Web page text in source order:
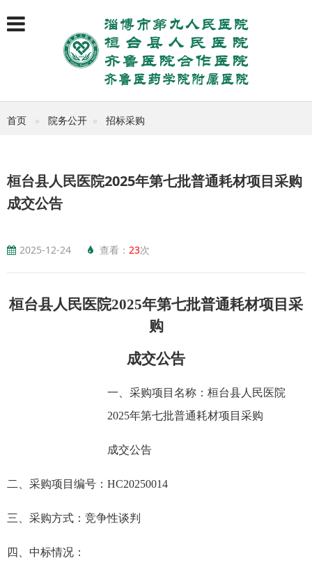
首页 院务公开 招标采购
桓台县人民医院2025年第七批普通耗材项目采购
成交公告
2025-12-24 查看： 23次
桓台县人民医院2025年第七批普通耗材项目采
购
成交公告
一、 采购项目名称： 桓台县人民医院
2025年第七批普通耗材项目采购
成交公告
二、 采购项目编号： HC20250014
三 、采购方式：竞争性谈判
四 、中标情况：